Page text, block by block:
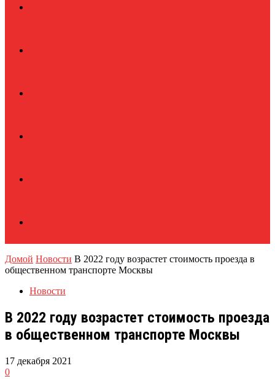
Домой Новости В 2022 году возрастет стоимость проезда в
общественном транспорте Москвы
Новости
В 2022 году возрастет стоимость проезда
в общественном транспорте Москвы
17 декабря 2021
0